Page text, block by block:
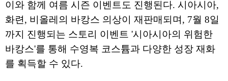
이와 함께 여름 시즌 이벤트도 진행된다. 시아시아,
화련, 비올레의 바캉스 의상이 재판매되며, 7월 8일
까지 진행되는 스토리 이벤트 '시아시아의 위험한
바캉스'를 통해 수영복 코스튬과 다양한 성장 재화
를 획득할 수 있다.